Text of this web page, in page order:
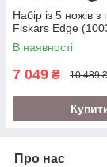
Набір із 5 ножів з
Fiskars Edge
В наявності
7 049 ₴ 10 489 ₴
Про нас